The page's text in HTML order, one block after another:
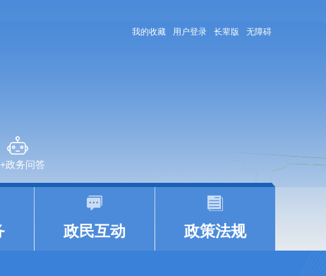
我的收藏 用户登录 长辈版 无障碍
政务问答
政民互动 政策法规